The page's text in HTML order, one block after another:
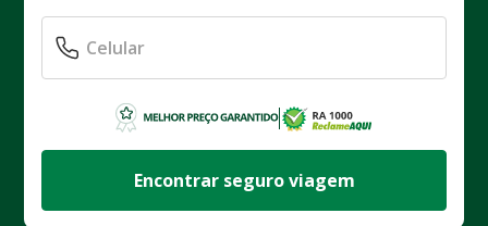
Encontrar seguro viagem